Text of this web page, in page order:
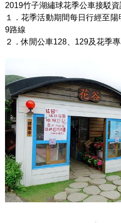
2019竹子湖繡球花季公車接駁資
１．花季活動期間每日行經至
9路線
２．休閒公車128、129及花季